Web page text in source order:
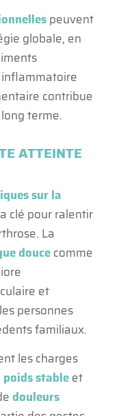
peuvent
globale, en
inflammatoire
contribue
terme.
ATTEINTE
sur la
clé pour ralentir
La
doucecomme
et
personnes
familiaux.
les charges
poids stableet
douleurs